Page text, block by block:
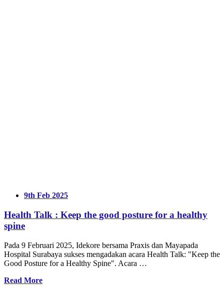
9th Feb 2025
Health Talk : Keep the good posture for a healthy
spine
Pada 9 Februari 2025, Idekore bersama Praxis dan Mayapada
Hospital Surabaya sukses mengadakan acara Health Talk: "Keep the
Good Posture for a Healthy Spine". Acara …
Read More